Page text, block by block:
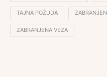
TAJNA POŽUDA
ZABRANJENA VEZA